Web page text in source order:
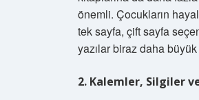
önemli. Çocukların
tek sayfa, çift sayfa
yazılar biraz daha
2. Kalemler, Silgiler